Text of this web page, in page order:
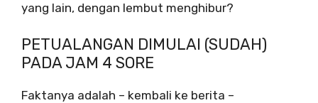
yang lain, dengan lembut menghibur?
PETUALANGAN DIMULAI (SUDAH)
PADA JAM 4 SORE
Faktanya adalah – kembali ke berita –